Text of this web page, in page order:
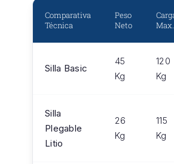
Comparativa
Técnica
Peso
Neto
Max.
Silla Basic
45
Kg
120
Kg
Silla
Plegable
Litio
26
Kg
115
Kg